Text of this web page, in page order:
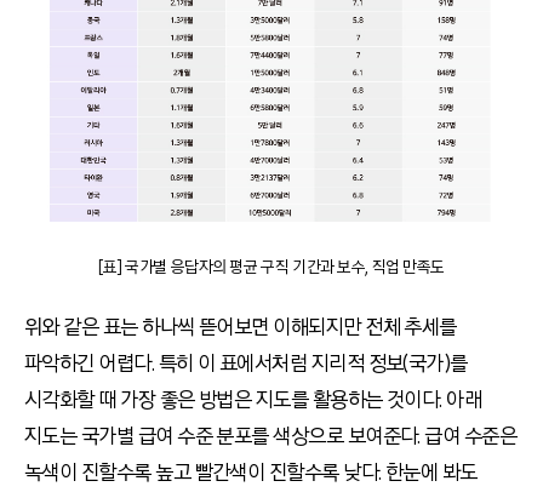
[표] 국가별 응답자의 평균 구직 기간과 보수, 직업 만족도
위와 같은 표는 하나씩 뜯어보면 이해되지만 전체 추세를
파악하긴 어렵다. 특히 이 표에서처럼 지리적 정보(국가)를
시각화할 때 가장 좋은 방법은 지도를 활용하는 것이다. 아래
지도는 국가별 급여 수준 분포를 색상으로 보여준다. 급여 수준은
녹색이 진할수록 높고 빨간색이 진할수록 낮다. 한눈에 봐도